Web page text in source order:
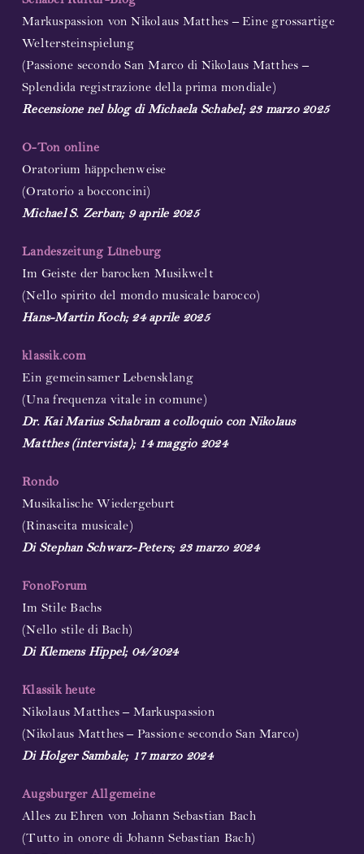
Markuspassion von Nikolaus Matthes – Eine grossartige
Weltersteinspielung
(Passione secondo San Marco di Nikolaus Matthes –
Splendida registrazione della prima mondiale)
Recensione nel blog di Michaela Schabel; 23 marzo 2025
O-Ton online
Oratorium häppchenweise
(Oratorio a bocconcini)
Michael S. Zerban; 9 aprile 2025
Landeszeitung Lüneburg
Im Geiste der barocken Musikwelt
(Nello spirito del mondo musicale barocco)
Hans-Martin Koch; 24 aprile 2025
klassik.com
Ein gemeinsamer Lebensklang
(Una frequenza vitale in comune)
Dr. Kai Marius Schabram a colloquio con Nikolaus
Matthes (intervista); 14 maggio 2024
Rondo
Musikalische Wiedergeburt
(Rinascita musicale)
Di Stephan Schwarz-Peters; 23 marzo 2024
FonoForum
Im Stile Bachs
(Nello stile di Bach)
Di Klemens Hippel; 04/2024
Klassik heute
Nikolaus Matthes – Markuspassion
(Nikolaus Matthes – Passione secondo San Marco)
Di Holger Sambale; 17 marzo 2024
Augsburger Allgemeine
Alles zu Ehren von Johann Sebastian Bach
(Tutto in onore di Johann Sebastian Bach)